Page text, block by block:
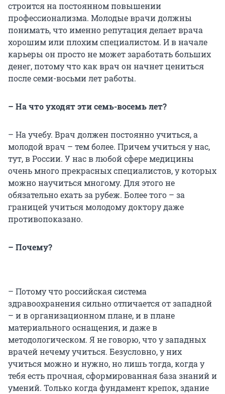
строится на постоянном повышении
профессионализма. Молодые врачи должны
понимать, что именно репутация делает врача
хорошим или плохим специалистом. И в начале
карьеры он просто не может заработать больших
денег, потому что как врач он начнет цениться
после семи-восьми лет работы.
– На что уходят эти семь-восемь лет?
– На учебу. Врач должен постоянно учиться, а
молодой врач – тем более. Причем учиться у нас,
тут, в России. У нас в любой сфере медицины
очень много прекрасных специалистов, у которых
можно научиться многому. Для этого не
обязательно ехать за рубеж. Более того – за
границей учиться молодому доктору даже
противопоказано.
– Почему?
– Потому что российская система
здравоохранения сильно отличается от западной
– и в организационном плане, и в плане
материального оснащения, и даже в
методологическом. Я не говорю, что у западных
врачей нечему учиться. Безусловно, у них
учиться можно и нужно, но лишь тогда, когда у
тебя есть прочная, сформированная база знаний и
умений. Только когда фундамент крепок, здание